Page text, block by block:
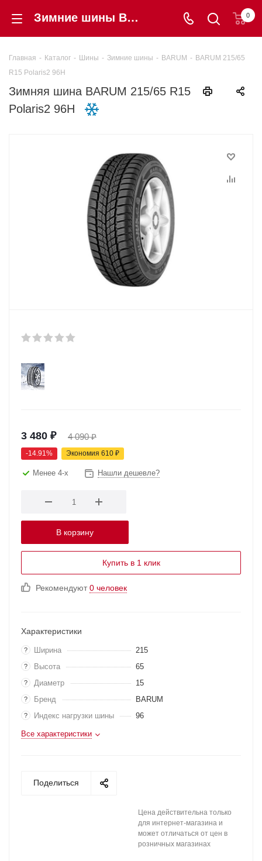
Зимние шины BARUM 215/65 R15 Polaris2 96H купить в интернет-магазине Шинторг 0
Главная - Каталог - Шины - Зимние шины - BARUM - BARUM 215/65
R15 Polaris2 96H
Зимняя шина BARUM 215/65 R15
Polaris2 96H
3 480 ₽ 4 090₽
-14.91% Экономия 610 ₽
Менее 4-х Нашли дешевле?
В корзину
Купить в 1 клик
Рекомендуют0 человек
Характеристики
? Ширина 215
? Высота 65
? Диаметр 15
? Бренд BARUM
? Индекс нагрузки шины 96
Все характеристики
Поделиться
Цена действительна только
для интернет-магазина и
может отличаться от цен в
розничных магазинах